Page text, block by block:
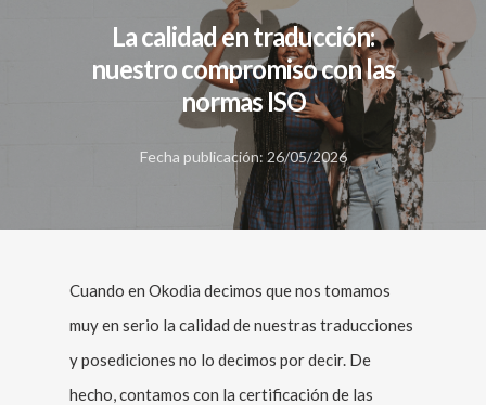
La calidad en traducción:
nuestro compromiso con las
normas ISO
Fecha publicación: 26/05/2026
Cuando en Okodia decimos que nos tomamos
muy en serio la calidad de nuestras traducciones
y posediciones no lo decimos por decir. De
hecho, contamos con la certificación de las